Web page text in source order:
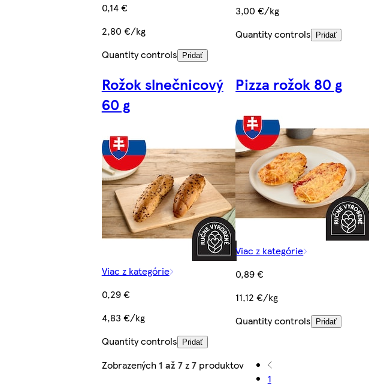
0,14 €
2,80 €/kg
Quantity controls
Pridať
3,00 €/kg
Quantity controls
Pridať
Rožok slnečnicový
60 g
Viac z kategórie
0,29 €
4,83 €/kg
Quantity controls
Pridať
Pizza rožok 80 g
Viac z kategórie
0,89 €
11,12 €/kg
Quantity controls
Pridať
Zobrazených 1 až 7z7produktov
1